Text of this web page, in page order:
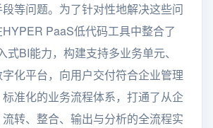
等问题。为了针对性地解决这些问
PaaS低代码工具中整合了
式BI能力，构建支持多业务单元、
化平台，向用户交付符合企业管理
准化的业务流程体系，打通了从企
转、整合、输出与分析的全流程实